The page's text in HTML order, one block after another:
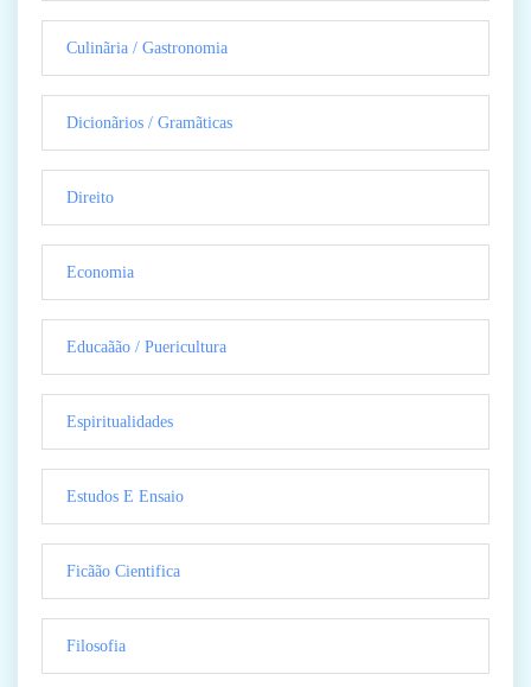
Culinãria / Gastronomia
Dicionãrios / Gramãticas
Direito
Economia
Educaãão / Puericultura
Espiritualidades
Estudos E Ensaio
Ficãão Cientifica
Filosofia